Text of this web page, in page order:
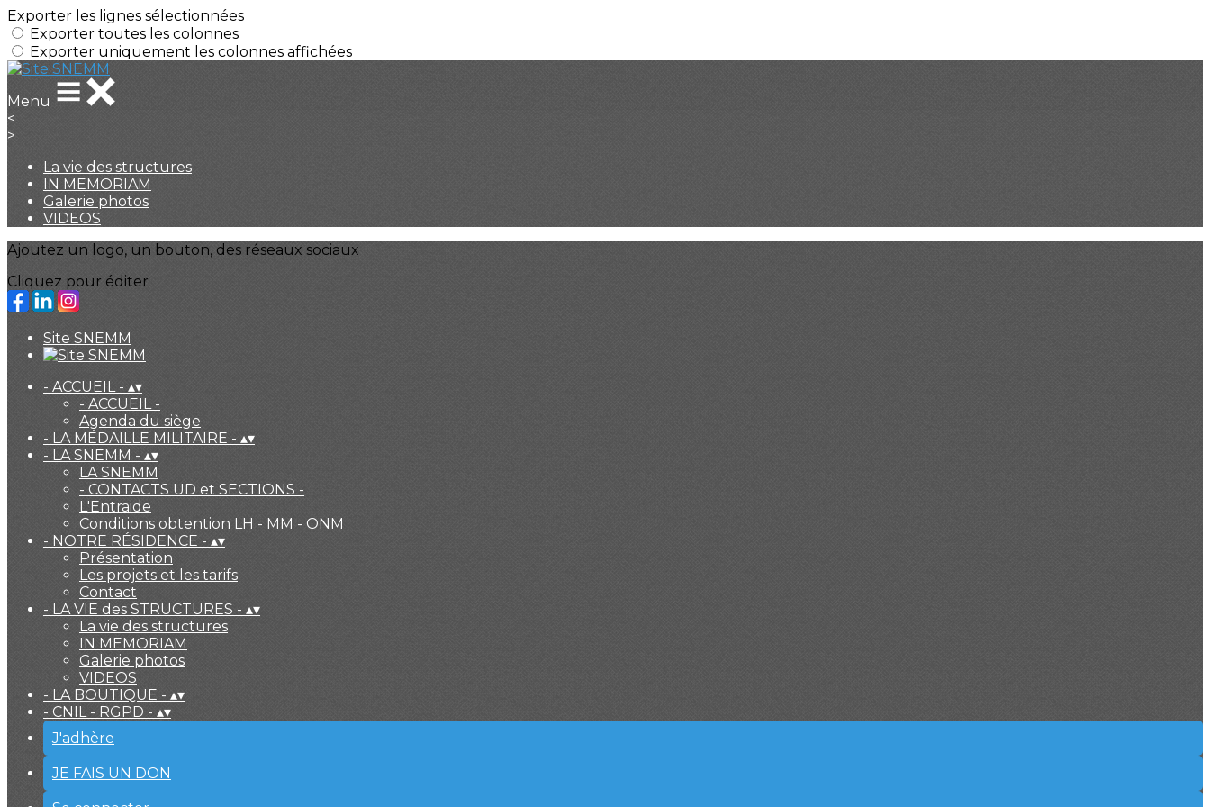
Exporter les lignes sélectionnées
Exporter toutes les colonnes
Exporter uniquement les colonnes affichées
Menu
<
>
La vie des structures
IN MEMORIAM
Galerie photos
VIDEOS
Ajoutez un logo, un bouton, des réseaux sociaux
Cliquez pour éditer
Site SNEMM
- ACCUEIL - ▴▾
- ACCUEIL -
Agenda du siège
- LA MÉDAILLE MILITAIRE - ▴▾
- LA SNEMM - ▴▾
LA SNEMM
- CONTACTS UD et SECTIONS -
L'Entraide
Conditions obtention LH - MM - ONM
- NOTRE RÉSIDENCE - ▴▾
Présentation
Les projets et les tarifs
Contact
- LA VIE des STRUCTURES - ▴▾
La vie des structures
IN MEMORIAM
Galerie photos
VIDEOS
- LA BOUTIQUE - ▴▾
- CNIL - RGPD - ▴▾
J'adhère
JE FAIS UN DON